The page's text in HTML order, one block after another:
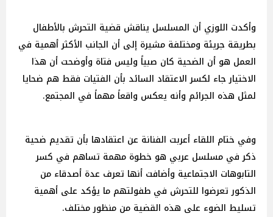
وأكدت اللوزي أن المسلسل يناقش قضية التحرش بالأطفال
بطريقة جريئة ومختلفة مشيرة إلى أن الجانب الأكثر أهمية في
العمل هو أن الضحية كان صبياً وليس فتاة وأوضحت أن هذا
الاختيار جاء لكسر الاعتقاد السائد بأن الفتيات فقط هم ضحايا
لمثل هذه الجرائم وأنه يعكس واقعاً مهماً في المجتمع.
وفي ختام اللقاء أعربت الفنانة عن اعتقادها بأن تقديم ضحية
ذكر في مسلسل عربي هو خطوة مهمة تساهم في كسر
التابوهات الاجتماعية وأضافت أنها تعرف عدة أصدقاء من
الذكور تعرضوا للتحرش في طفولتهم ما يؤكد على أهمية
تسليط الضوء على هذه القضية من منظور مختلف.